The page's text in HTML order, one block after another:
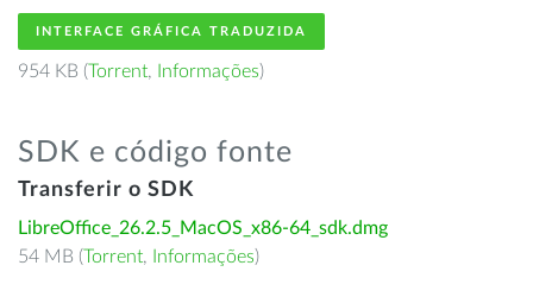
INTERFACE GRÁFICA TRADUZIDA
954 KB (Torrent, Informações)
SDK e código fonte
Transferir o SDK
LibreOffice_26.2.5_MacOS_x86-64_sdk.dmg
54 MB (Torrent, Informações)